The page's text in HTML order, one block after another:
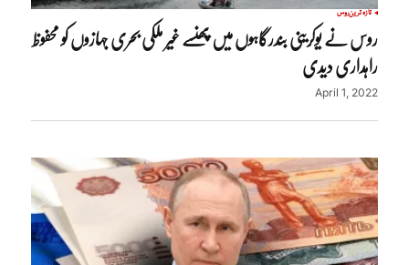
تازہ ترینروس
روس نے یوکرینی بندرگاہوں میں پھنسے غیر ملکی بحری جہازوں کو محفوظ
راہداری دیدی
April 1, 2022